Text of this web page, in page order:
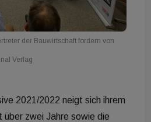
der Bauwirtschaft fordern von
Verlag
2021/2022 neigt sich ihrem
über zwei Jahre sowie die